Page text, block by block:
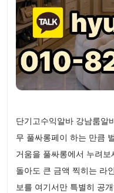
단기고수익알바 강남룸알
무 풀싸롱페이 하는 만큼
거움을 풀싸롱에서 누려
돌아도 큰 금액 찍히는 라
보를 여기서만 특별히 공